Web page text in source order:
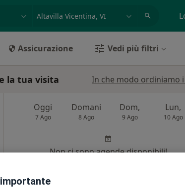
Assicurazione Vedi più filtri
la tua visita In che modo ordiniamo
Oggi
7 Ago
Domani
8 Ago
Dom,
9 Ago
Lun,
10 Ago
Non ci sono agende disponibili!